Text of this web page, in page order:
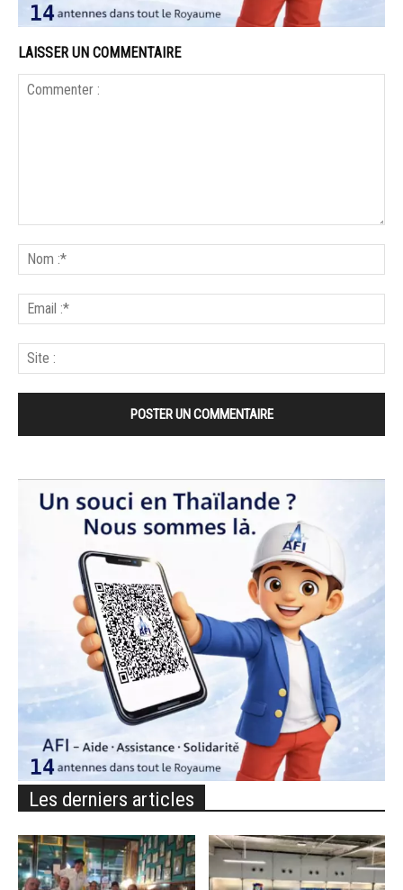
LAISSER UN COMMENTAIRE
Les derniers articles